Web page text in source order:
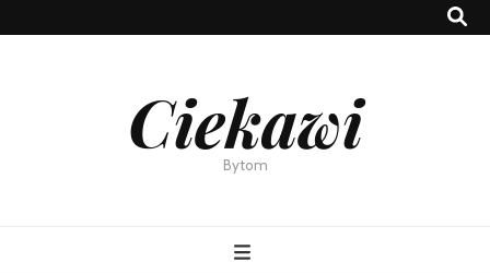
Ciekawi
Bytom